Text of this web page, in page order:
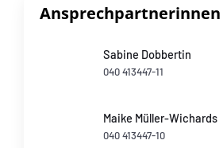
Ansprechpartnerinnen
Sabine Dobbertin
040 413447-11
Maike Müller-Wichards
040 413447-10